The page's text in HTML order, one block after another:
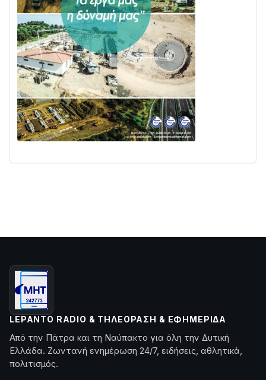
LEPANTO RADIO & ΤΗΛΕΌΡΑΣΗ & ΕΦΗΜΕΡΊΔΑ
Από την Πάτρα και τη Ναύπακτο για όλη την Δυτική
Ελλάδα. Ζωντανή ενημέρωση 24/7, ειδήσεις, αθλητικά,
πολιτισμός.